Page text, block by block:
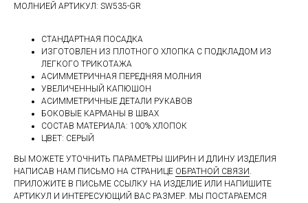
МОЛНИЕЙ АРТИКУЛ: SW535-GR
СТАНДАРТНАЯ ПОСАДКА
ИЗГОТОВЛЕН ИЗ ПЛОТНОГО ХЛОПКА С ПОДКЛАДОМ ИЗ
ЛЕГКОГО ТРИКОТАЖА
АСИММЕТРИЧНАЯ ПЕРЕДНЯЯ МОЛНИЯ
УВЕЛИЧЕННЫЙ КАПЮШОН
АСИММЕТРИЧНЫЕ ДЕТАЛИ РУКАВОВ
БОКОВЫЕ КАРМАНЫ В ШВАХ
СОСТАВ МАТЕРИАЛА: 100% ХЛОПОК
ЦВЕТ: СЕРЫЙ
ВЫ МОЖЕТЕ УТОЧНИТЬ ПАРАМЕТРЫ ШИРИН И ДЛИНУ ИЗДЕЛИЯ
НАПИСАВ НАМ ПИСЬМО НА СТРАНИЦЕ ОБРАТНОЙ СВЯЗИ.
ПРИЛОЖИТЕ В ПИСЬМЕ ССЫЛКУ НА ИЗДЕЛИЕ ИЛИ НАПИШИТЕ
АРТИКУЛ И ИНТЕРЕСУЮЩИЙ ВАС РАЗМЕР. МЫ ПОСТАРАЕМСЯ